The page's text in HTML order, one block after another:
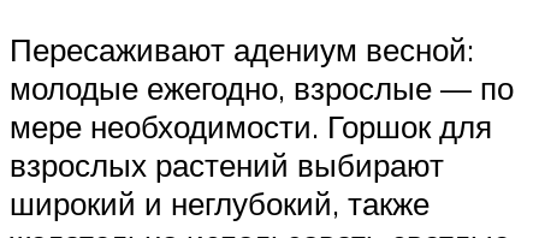
Пересаживают адениум весной:
молодые ежегодно, взрослые — по
мере необходимости. Горшок для
взрослых растений выбирают
широкий и неглубокий, также